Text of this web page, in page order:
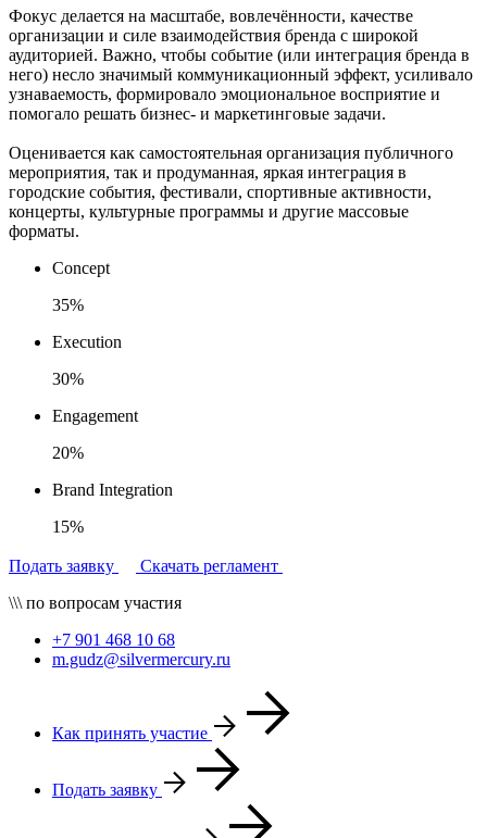
Фокус делается на масштабе, вовлечённости, качестве
организации и силе взаимодействия бренда с широкой
аудиторией. Важно, чтобы событие (или интеграция бренда в
него) несло значимый коммуникационный эффект, усиливало
узнаваемость, формировало эмоциональное восприятие и
помогало решать бизнес- и маркетинговые задачи.
Оценивается как самостоятельная организация публичного
мероприятия, так и продуманная, яркая интеграция в
городские события, фестивали, спортивные активности,
концерты, культурные программы и другие массовые
форматы.
Concept
35%
Execution
30%
Engagement
20%
Brand Integration
15%
Подать заявку
Скачать регламент
\\\ по вопросам участия
+7 901 468 10 68
m.gudz@silvermercury.ru
Как принять участие
Подать заявку